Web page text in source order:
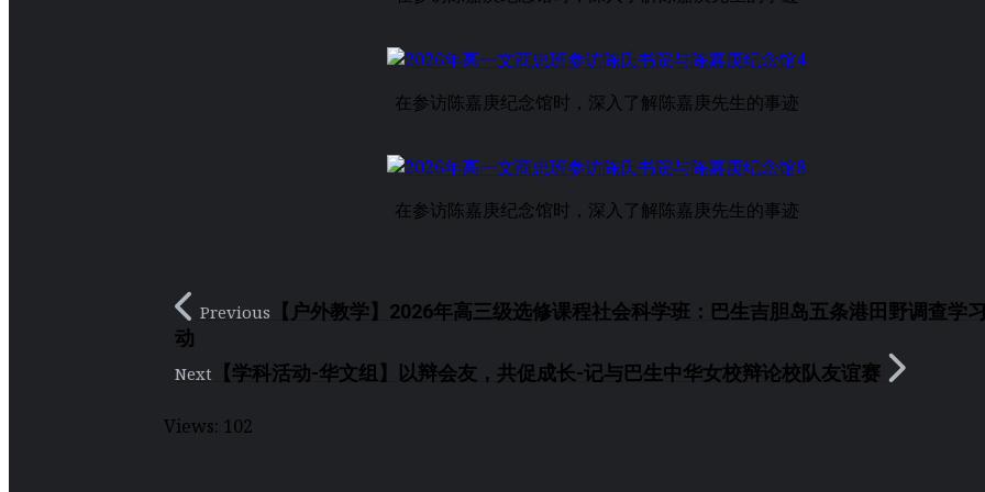
在参访陈嘉庚纪念馆时，深入了解陈嘉庚先生的事迹
在参访陈嘉庚纪念馆时，深入了解陈嘉庚先生的事迹
Previous 【户外教学】2026年高三级选修课程社会科学班：巴生吉胆岛五条港田野调查学
动
Next 【学科活动-华文组】以辩会友，共促成长-记与巴生中华女校辩论校队友谊赛
Views: 102